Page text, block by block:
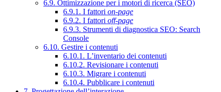
6.9. Ottimizzazione per i motori di ricerca (SEO)
6.9.1. I fattori on-page
6.9.2. I fattori off-page
6.9.3. Strumenti di diagnostica SEO: Search
Console
6.10. Gestire i contenuti
6.10.1. L’inventario dei contenuti
6.10.2. Revisionare i contenuti
6.10.3. Migrare i contenuti
6.10.4. Pubblicare i contenuti